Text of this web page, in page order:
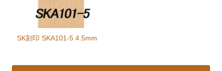
SK刻印 SKA101-5 4.5mm